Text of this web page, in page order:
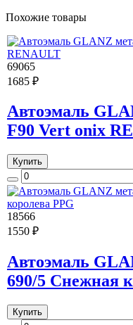
Похожие товары
69065
1685 ₽
Автоэмаль
F90 Vert onix
Купить
18566
1550 ₽
Автоэмаль
690/5 Снежная
Купить